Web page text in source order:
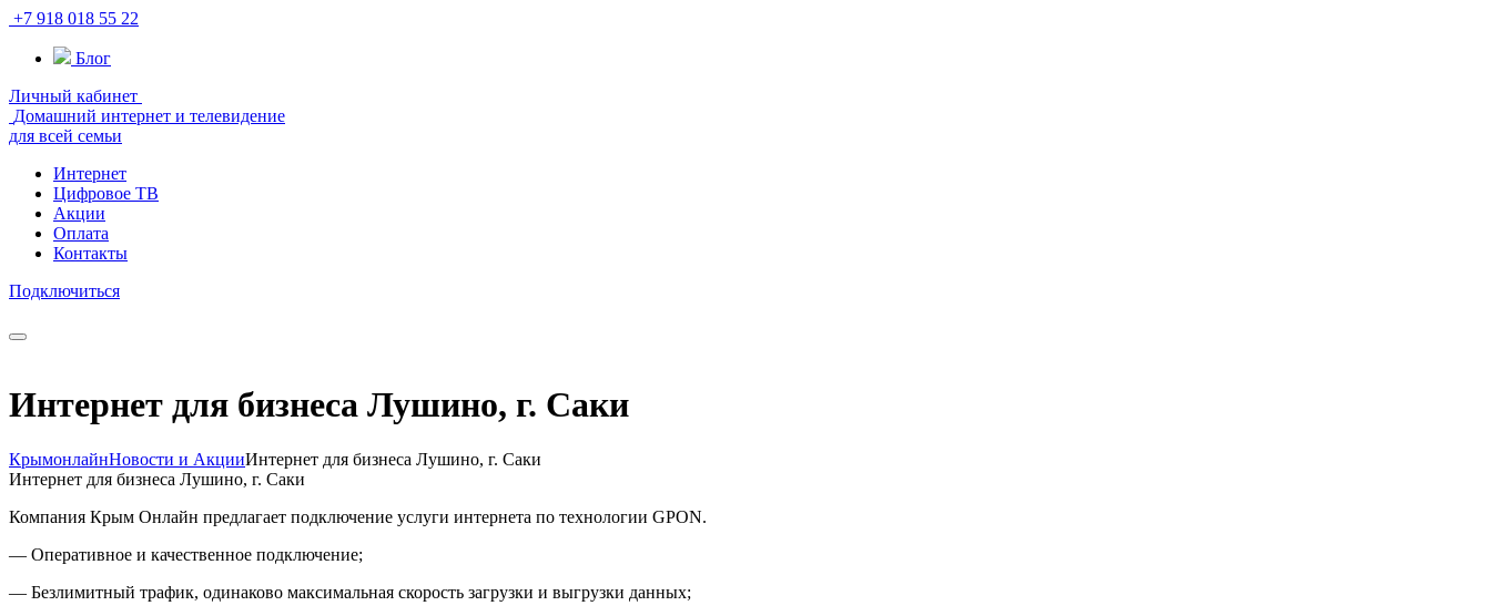
+7 918 018 55 22
Блог
Личный кабинет
Домашний интернет и телевидение
для всей семьи
Интернет
Цифровое ТВ
Акции
Оплата
Контакты
Подключиться
Интернет для бизнеса Лушино, г. Саки
КрымонлайнНовости и АкцииИнтернет для бизнеса Лушино, г. Саки
Интернет для бизнеса Лушино, г. Саки
Компания Крым Онлайн предлагает подключение услуги интернета по технологии GPON.
— Оперативное и качественное подключение;
— Безлимитный трафик, одинаково максимальная скорость загрузки и выгрузки данных;